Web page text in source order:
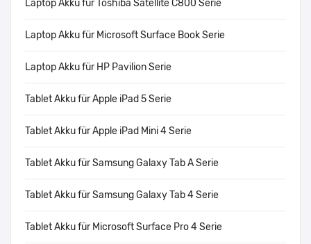
Laptop Akku für Toshiba Satellite C800 Serie
Laptop Akku für Microsoft Surface Book Serie
Laptop Akku für HP Pavilion Serie
Tablet Akku für Apple iPad 5 Serie
Tablet Akku für Apple iPad Mini 4 Serie
Tablet Akku für Samsung Galaxy Tab A Serie
Tablet Akku für Samsung Galaxy Tab 4 Serie
Tablet Akku für Microsoft Surface Pro 4 Serie